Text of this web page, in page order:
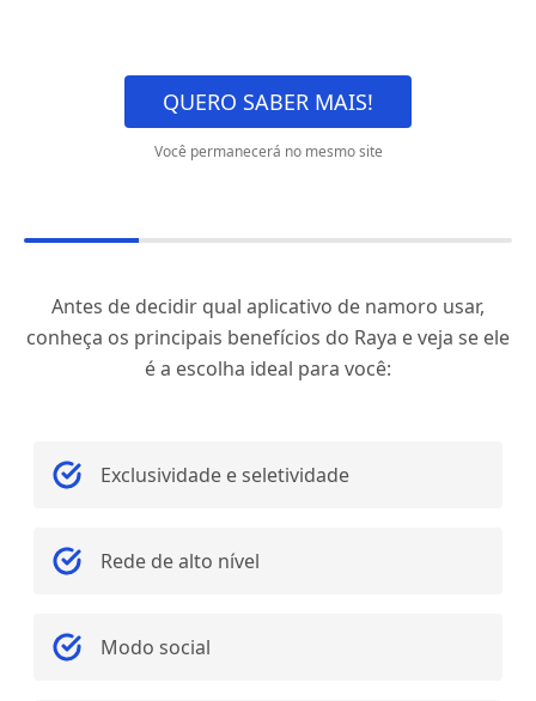
QUERO SABER MAIS!
Você permanecerá no mesmo site
Antes de decidir qual aplicativo de namoro usar,
conheça os principais benefícios do Raya e veja se ele
é a escolha ideal para você:
Exclusividade e seletividade
Rede de alto nível
Modo social